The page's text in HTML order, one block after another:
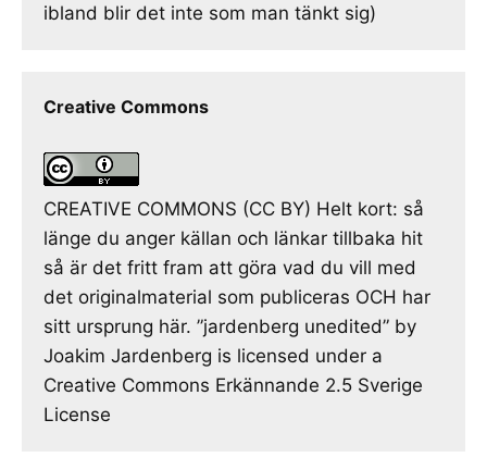
ibland blir det inte som man tänkt sig)
Creative Commons
CREATIVE COMMONS (CC BY) Helt kort: så
länge du anger källan och länkar tillbaka hit
så är det fritt fram att göra vad du vill med
det originalmaterial som publiceras OCH har
sitt ursprung här. ”jardenberg unedited” by
Joakim Jardenberg is licensed under a
Creative Commons Erkännande 2.5 Sverige
License